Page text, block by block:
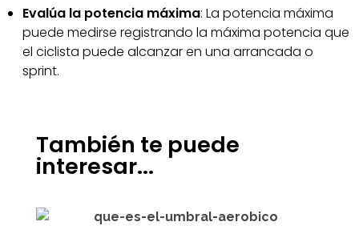
Evalúa la potencia máxima: La potencia máxima
puede medirse registrando la máxima potencia que
el ciclista puede alcanzar en una arrancada o
sprint.
También te puede
interesar...